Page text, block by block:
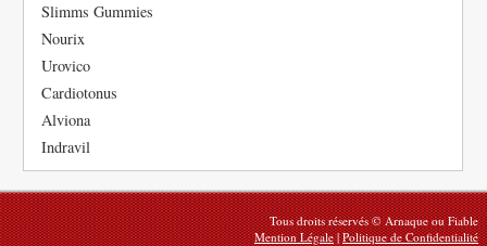
Slimms Gummies
Nourix
Urovico
Cardiotonus
Alviona
Indravil
Tous droits réservés © Arnaque ou Fiable
Mention Légale|Politique de Confidentialité